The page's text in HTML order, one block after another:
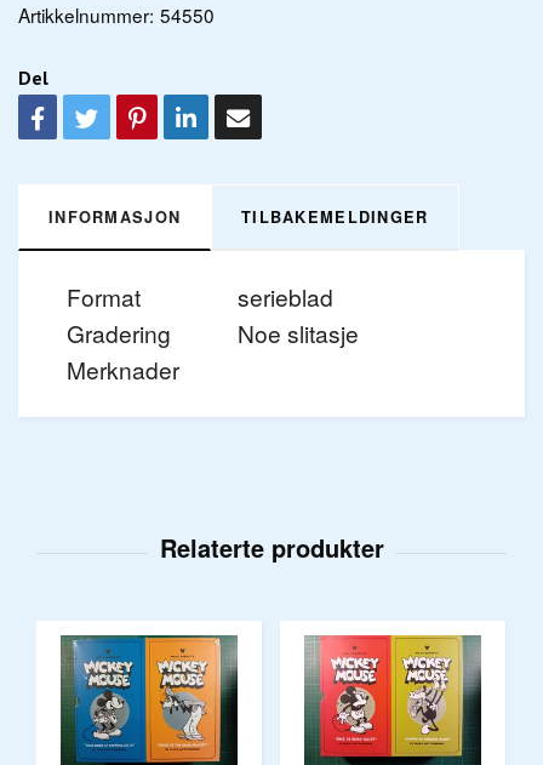
Artikkelnummer: 54550
Del
INFORMASJON TILBAKEMELDINGER
Format
serieblad
Gradering
Noe slitasje
Merknader